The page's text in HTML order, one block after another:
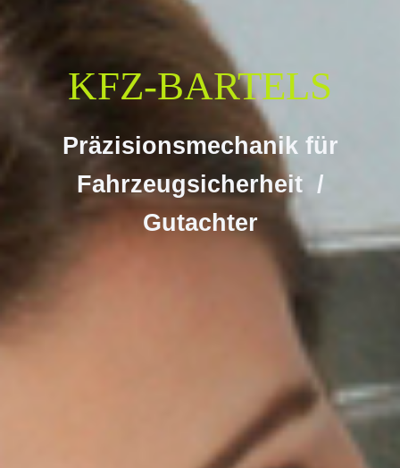
KFZ-BARTELS
Präzisionsmechanik für
Fahrzeugsicherheit /
Gutachter